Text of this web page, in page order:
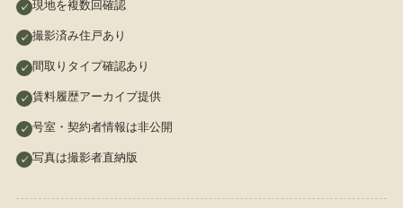
現地を複数回確認
撮影済み住戸あり
間取りタイプ確認あり
賃料履歴アーカイブ提供
号室・契約者情報は非公開
写真は撮影者直納版